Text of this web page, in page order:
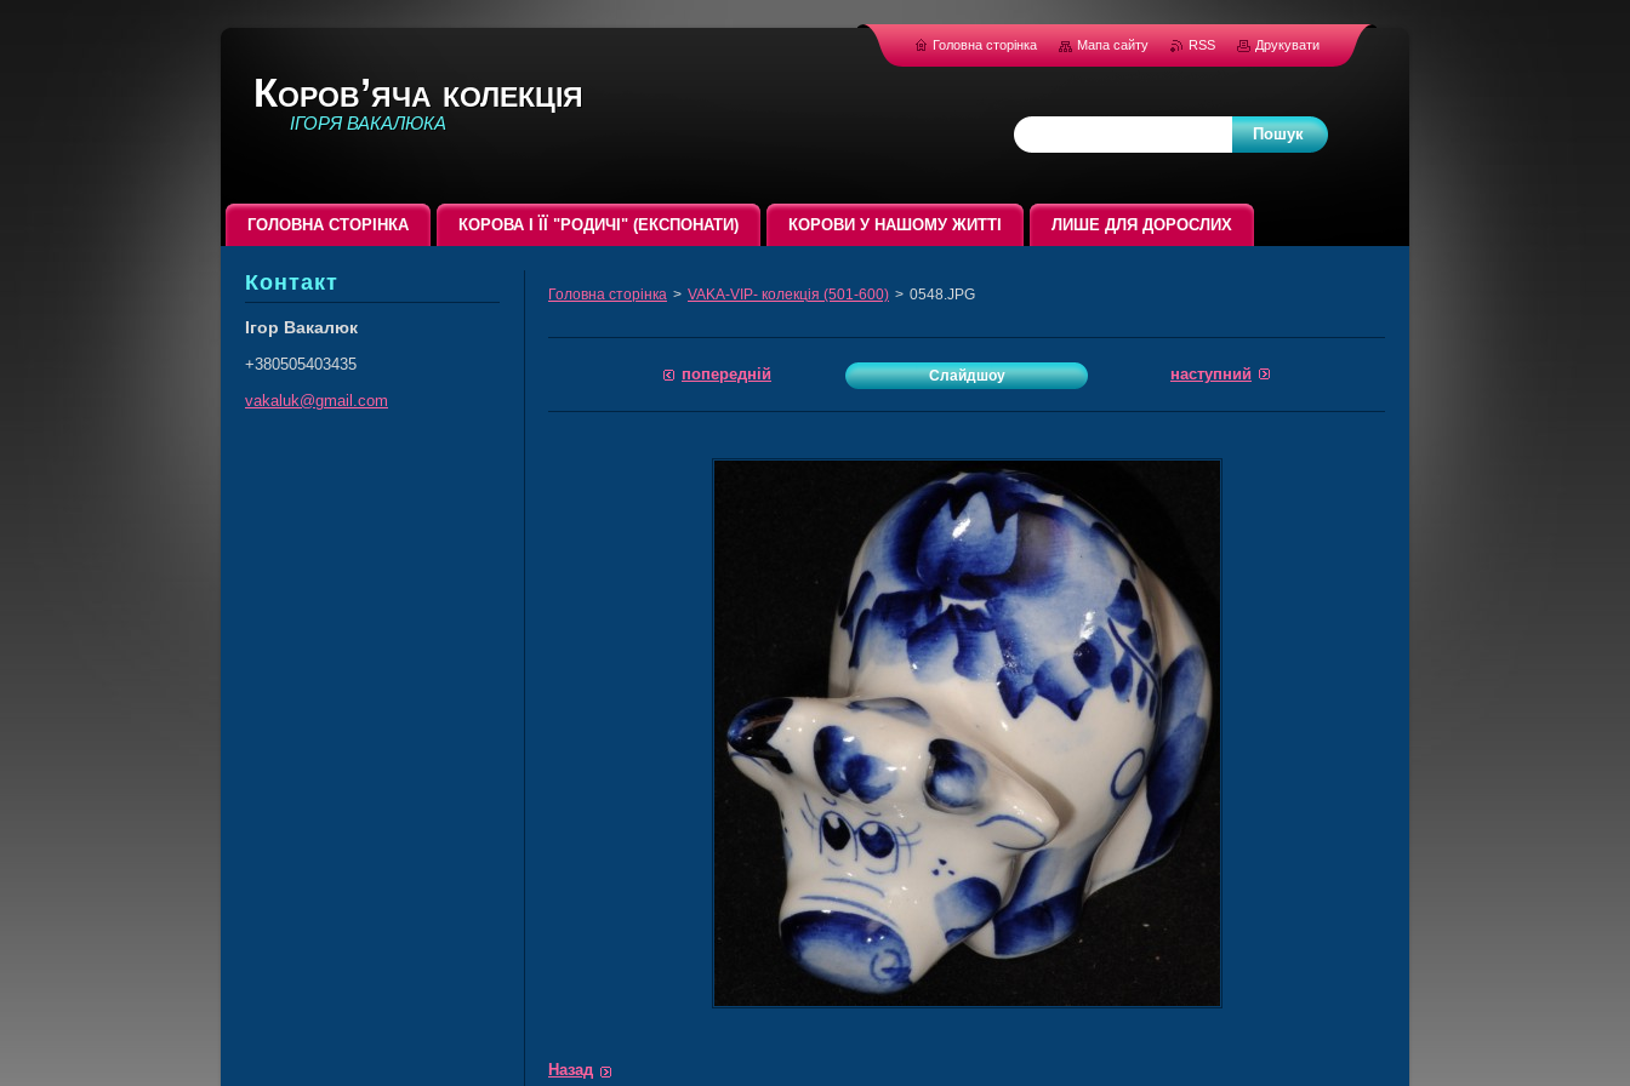
Коров’яча колекція
ІГОРЯ ВАКАЛЮКА
Головна сторінка > VAKA-VIP- колекція (501-600) > 0548.JPG
попередній Слайдшоу наступний
Назад
Контакт
Ігор Вакалюк
+380505403435
vakaluk@gmail.com
ГОЛОВНА СТОРІНКА КОРОВА І ЇЇ "РОДИЧІ" (ЕКСПОНАТИ) КОРОВИ У НАШОМУ ЖИТТІ ЛИШЕ ДЛЯ ДОРОСЛИХ
Головна сторінка Мапа сайту RSS Друкувати